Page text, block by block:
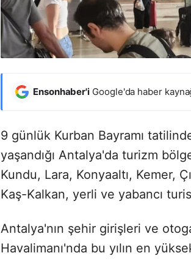
Ensonhaber'i Google'da haber
9 günlük Kurban Bayramı
yaşandığı Antalya'da turizm
Kundu, Lara, Konyaaltı, Kemer,
Kaş-Kalkan, yerli ve yabancı
Antalya'nın şehir girişleri ve
Havalimanı'nda bu yılın en